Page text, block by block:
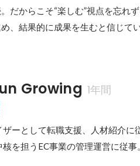
だからこそ“楽しむ”視点を忘れず
、結果的に成果を生むと信じてい
Growing 1年間
ザーとして転職支援、人材紹介に
を担うEC事業の管理運営に従事。